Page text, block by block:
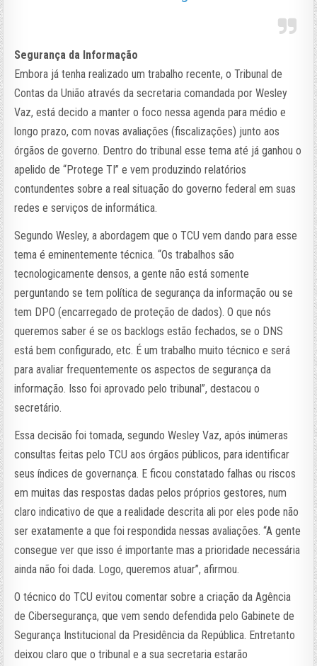
Segurança da Informação
Embora já tenha realizado um trabalho recente, o Tribunal de
Contas da União através da secretaria comandada por Wesley
Vaz, está decido a manter o foco nessa agenda para médio e
longo prazo, com novas avaliações (fiscalizações) junto aos
órgãos de governo. Dentro do tribunal esse tema até já ganhou o
apelido de “Protege TI” e vem produzindo relatórios
contundentes sobre a real situação do governo federal em suas
redes e serviços de informática.
Segundo Wesley, a abordagem que o TCU vem dando para esse
tema é eminentemente técnica. “Os trabalhos são
tecnologicamente densos, a gente não está somente
perguntando se tem política de segurança da informação ou se
tem DPO (encarregado de proteção de dados). O que nós
queremos saber é se os backlogs estão fechados, se o DNS
está bem configurado, etc. É um trabalho muito técnico e será
para avaliar frequentemente os aspectos de segurança da
informação. Isso foi aprovado pelo tribunal”, destacou o
secretário.
Essa decisão foi tomada, segundo Wesley Vaz, após inúmeras
consultas feitas pelo TCU aos órgãos públicos, para identificar
seus índices de governança. E ficou constatado falhas ou riscos
em muitas das respostas dadas pelos próprios gestores, num
claro indicativo de que a realidade descrita ali por eles pode não
ser exatamente a que foi respondida nessas avaliações. “A gente
consegue ver que isso é importante mas a prioridade necessária
ainda não foi dada. Logo, queremos atuar”, afirmou.
O técnico do TCU evitou comentar sobre a criação da Agência
de Cibersegurança, que vem sendo defendida pelo Gabinete de
Segurança Institucional da Presidência da República. Entretanto
deixou claro que o tribunal e a sua secretaria estarão